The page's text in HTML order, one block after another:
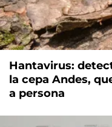
Hantavirus:
la cepa Andes,
a persona